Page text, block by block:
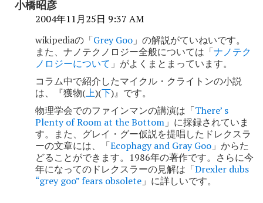
ー
小橋昭彦
2004年11月25日 9:37 AM
wikipediaの「Grey Goo 」の解説がていねいです。
また、ナノテクノロジー全般については「ナノテク
ノロジーについて 」がよくまとまっています。
コラム中で紹介したマイクル・クライトンの小説
は、『獲物(上)(下)』です。
物理学会でのファインマンの講演は「There’ s
Plenty of Room at the Bottom 」に採録されていま
す。また、グレイ・グー仮説を提唱したドレクスラ
ーの文章には、「Ecophagy and Gray Goo 」からた
どることができます。1986年の著作です。さらに今
年になってのドレクスラーの見解は「Drexler dubs
“grey goo” fears obsolete 」に詳しいです。